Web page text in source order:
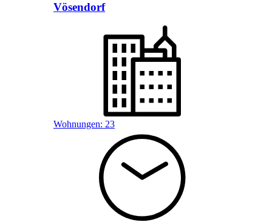
Vösendorf
Wohnungen: 23